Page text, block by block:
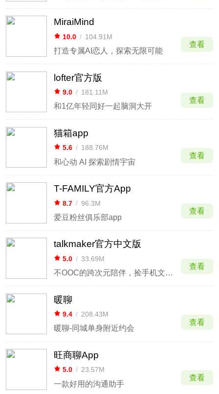
MiraiMind
10.0 / 104.91M
打造专属AI恋人，探索无限可能
查看
lofter官方版
9.0 / 181.11M
和1亿年轻同好一起脑洞大开
查看
猫箱app
5.6 / 188.76M
和心动 AI 探索剧情宇宙
查看
T-FAMILY官方App
8.7 / 96.3M
爱豆粉丝俱乐部app
查看
talkmaker官方中文版
5.0 / 33.69M
不OOC的跨次元陪伴，捡手机文学一键封神
查看
暖聊
9.4 / 208.43M
暖聊-同城单身附近约会
查看
旺商聊App
5.0 / 23.57M
一款好用的沟通助手
查看